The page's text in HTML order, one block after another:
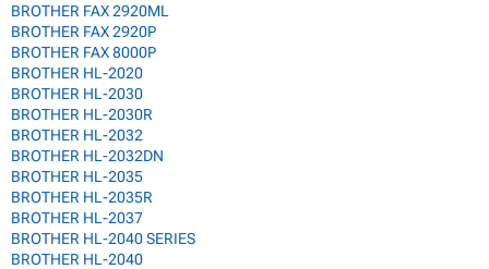
BROTHER FAX 2920ML
BROTHER FAX 2920P
BROTHER FAX 8000P
BROTHER HL-2020
BROTHER HL-2030
BROTHER HL-2030R
BROTHER HL-2032
BROTHER HL-2032DN
BROTHER HL-2035
BROTHER HL-2035R
BROTHER HL-2037
BROTHER HL-2040 SERIES
BROTHER HL-2040